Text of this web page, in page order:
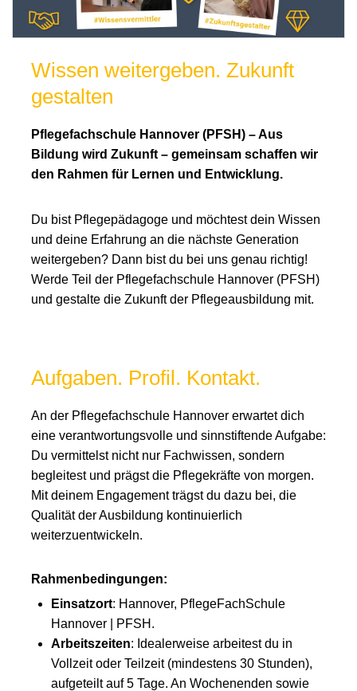
Wissen weitergeben. Zukunft
gestalten
Pflegefachschule Hannover (PFSH) – Aus
Bildung wird Zukunft – gemeinsam schaffen wir
den Rahmen für Lernen und Entwicklung.
Du bist Pflegepädagoge und möchtest dein Wissen
und deine Erfahrung an die nächste Generation
weitergeben? Dann bist du bei uns genau richtig!
Werde Teil der Pflegefachschule Hannover (PFSH)
und gestalte die Zukunft der Pflegeausbildung mit.
Aufgaben. Profil. Kontakt.
An der Pflegefachschule Hannover erwartet dich
eine verantwortungsvolle und sinnstiftende Aufgabe:
Du vermittelst nicht nur Fachwissen, sondern
begleitest und prägst die Pflegekräfte von morgen.
Mit deinem Engagement trägst du dazu bei, die
Qualität der Ausbildung kontinuierlich
weiterzuentwickeln.
Rahmenbedingungen:
Einsatzort: Hannover, PflegeFachSchule
Hannover | PFSH.
Arbeitszeiten: Idealerweise arbeitest du in
Vollzeit oder Teilzeit (mindestens 30 Stunden),
aufgeteilt auf 5 Tage. An Wochenenden sowie